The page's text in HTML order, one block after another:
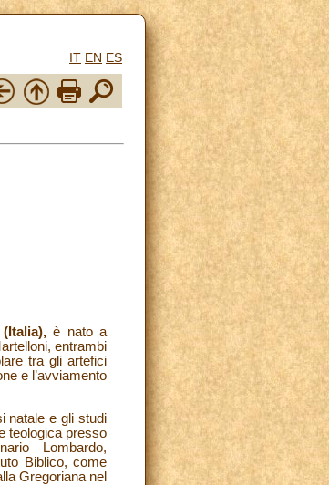
IT EN ES
è nato a
entrambi
tra gli artefici
e l’avviamento
natale e gli studi
teologica presso
Lombardo,
Biblico, come
Gregoriana nel